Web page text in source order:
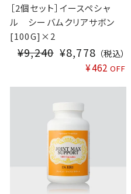
［2個セット］イースペシャ
ル シーバムクリアサボン
[100G]×2
¥9,240 S
P
I
C
E
¥8,778 （税込）
¥462OFF